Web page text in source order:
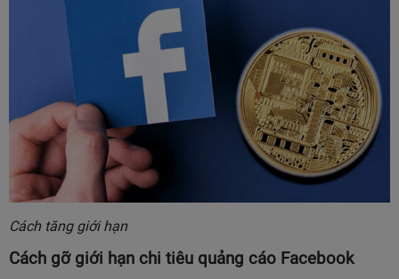
Cách tăng giới hạn
Cách gỡ giới hạn chi tiêu quảng cáo Facebook